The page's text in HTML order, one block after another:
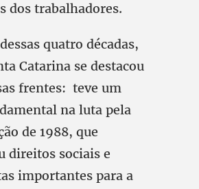
dos trabalhadores.
quatro décadas,
Catarina se destacou
frentes: teve um
na luta pela
de 1988, que
direitos sociais e
importantes para a